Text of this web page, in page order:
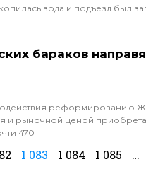
вода и подъезд был
бараков
реформированию
и рыночной ценой
470
1 083 1 084 1 085 …